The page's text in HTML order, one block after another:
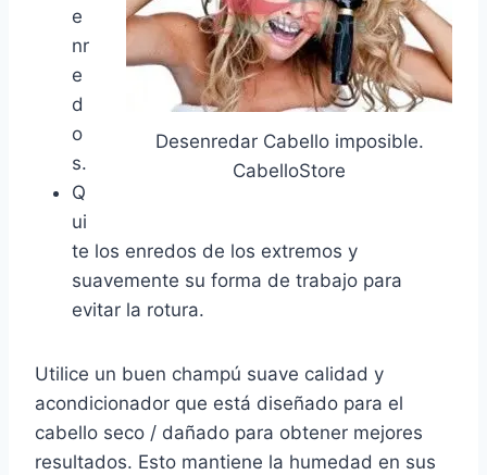
Desenredar Cabello imposible.
CabelloStore
e
nr
e
d
o
s.
Q
ui
te los enredos de los extremos y
suavemente su forma de trabajo para
evitar la rotura.
Utilice un buen champú suave calidad y
acondicionador que está diseñado para el
cabello seco / dañado para obtener mejores
resultados. Esto mantiene la humedad en sus